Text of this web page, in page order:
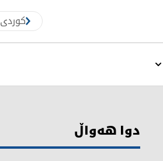
کوردی
دوا هەواڵ